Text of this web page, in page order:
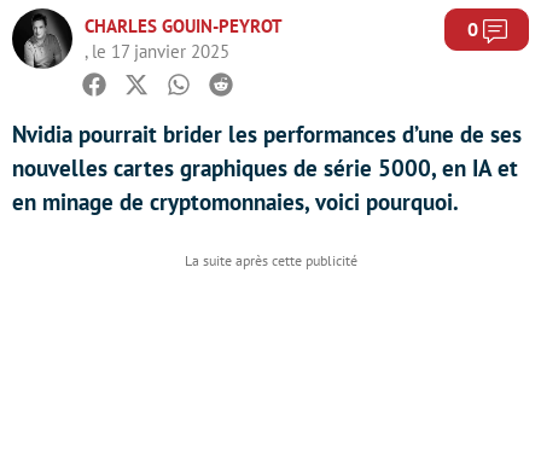
CHARLES GOUIN-PEYROT
, le 17 janvier 2025
0
Facebook
TwitterWhatsapp
Reddit
Nvidia pourrait brider les performances d’une de ses
nouvelles cartes graphiques de série 5000, en IA et
en minage de cryptomonnaies, voici pourquoi.